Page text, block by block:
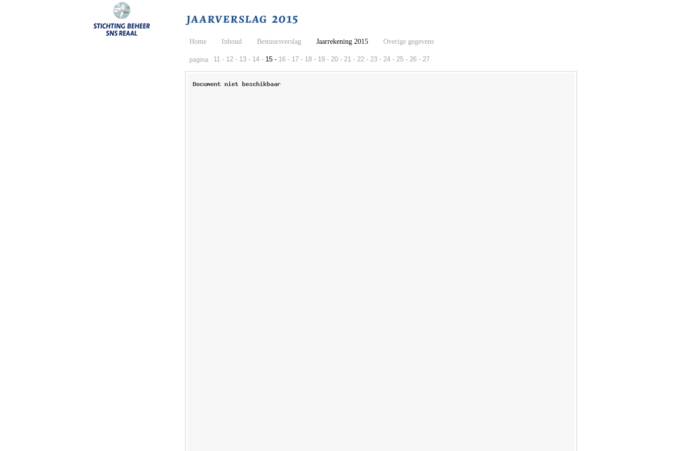
pagina 11 - 12 - 13 - 14 - 15 - 16 - 17 - 18 - 19 - 20 - 21 - 22 - 23 - 24 - 25 - 26 - 27
Home Inhoud Bestuursverslag Jaarrekening 2015 Overige gegevens